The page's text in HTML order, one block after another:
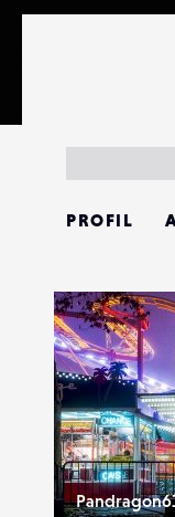
PROFIL